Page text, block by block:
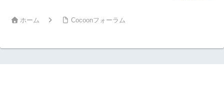
ホーム Cocoonフォーラム